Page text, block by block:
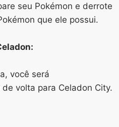
seu Pokémon e derrote
que ele possui.
você será
volta para Celadon City.